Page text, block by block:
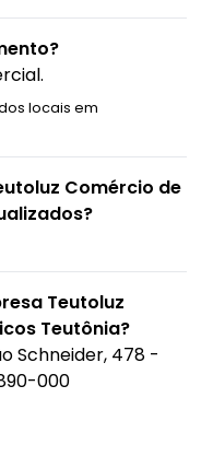
locais em
Comércio de
Teutoluz
Teutônia?
Schneider, 478 -
000